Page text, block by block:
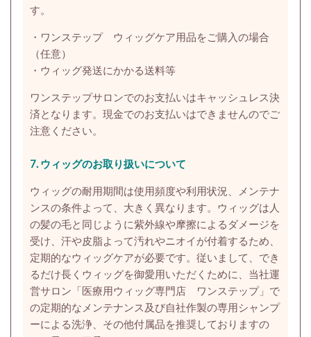
す。
・ワンステップ ウィッグケア用品をご購入の場合
（任意）
・ウィッグ発送にかかる送料等
ワンステップサロンでのお支払いはキャッシュレス決
済となります。現金でのお支払いはできませんのでご
注意ください。
7. ウィッグのお取り扱いについて
ウィッグの耐用期間は使用頻度や利用状況、メンテナ
ンスの条件よって、大きく異なります。 ウィッグは人
の髪の毛と同じように紫外線や摩擦によるダメージを
受け、汗や皮脂よって汚れやニオイが付着するため、
定期的なウィッグケアが必要です。従いまして、でき
るだけ長くウィッグを御愛用いただくために、当社運
営サロン「医療用ウィッグ専門店 ワンステップ」で
の定期的なメンテナンス及び自社作製の専用シャンプ
ーによる洗浄、その他付属品を推奨しておりますの